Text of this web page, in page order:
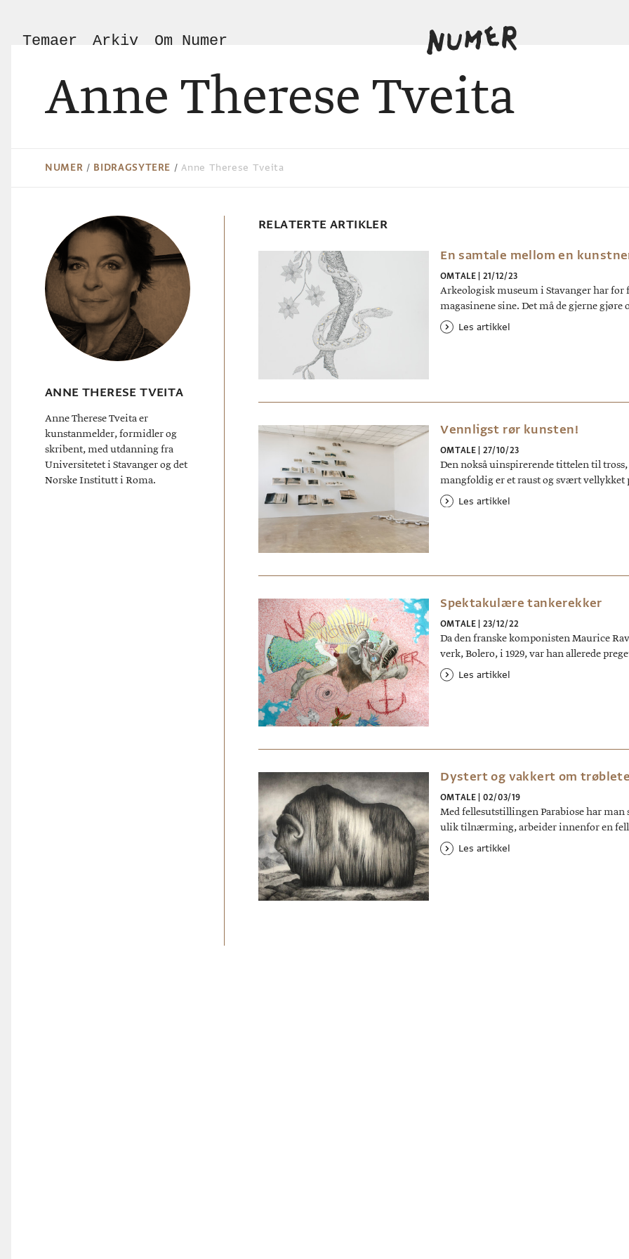
Temaer Arkiv Om Numer
Anne Therese Tveita
NUMER / BIDRAGSYTERE / Anne Therese Tveita
ANNE THERESE TVEITA
Anne Therese Tveita er
kunstanmelder, formidler og
skribent, med utdanning fra
Universitetet i Stavanger og det
Norske Institutt i Roma.
RELATERTE ARTIKLER
En samtale mellom en
OMTALE 21/12/23
Arkeologisk museum i Stavanger har
magasinene sine. Det må de gjerne
Les artikkel
Vennligst rør kunsten!
OMTALE | 27/10/23
Den nokså uinspirerende tittelen til
mangfoldig er et raust og svært
Les artikkel
Spektakulære tankerekker
OMTALE 23/12/22
Da den franske komponisten Maurice
verk, Bolero, i 1929, var han allerede
Les artikkel
Dystert og vakkert om
OMTALE 02/03/19
Med fellesutstillingen Parabiose har
ulik tilnærming, arbeider innenfor en
Les artikkel